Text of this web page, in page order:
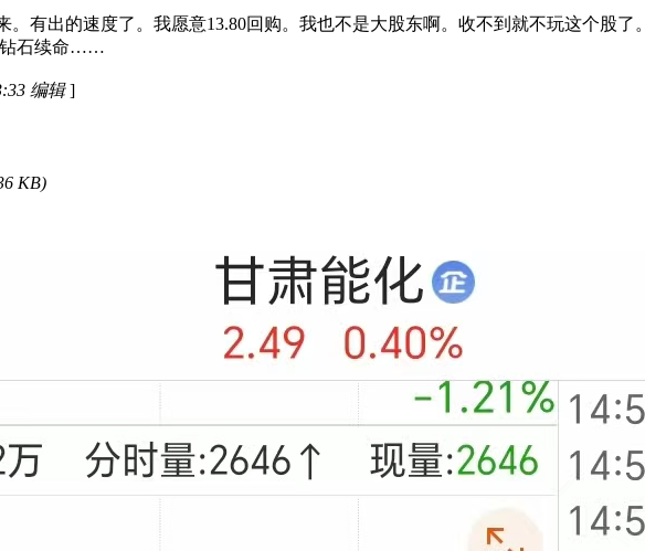
。有出的速度了。我愿意13.80回购。我也不是大股东啊。收不到就不玩这个股了。
钻石续命……
编辑]
KB)